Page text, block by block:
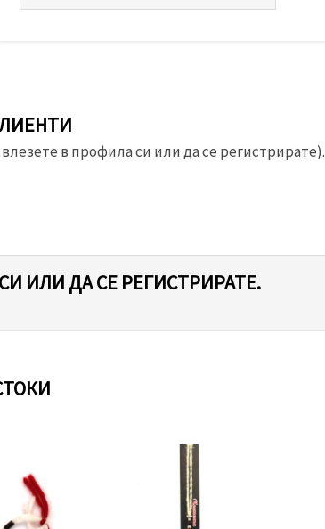
в профила си или да се регистрирате).
ИЛИ ДА СЕ РЕГИСТРИРАТЕ.